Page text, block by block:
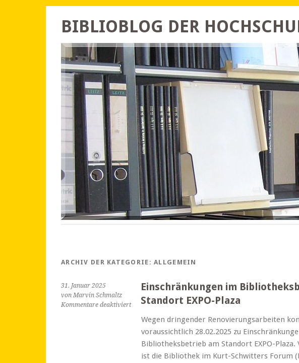
BIBLIOBLOG DER
ARCHIV DER KATEGORIE:ALLGEMEIN
31. Januar 2025
von Marvin Schmaltz
Kommentare deaktiviertfür
Bibliotheksbetrieb
Standort
Einschränkungen im
Standort EXPO-Plaza
Wegen dringender Renovierungsarbeiten
voraussichtlich 28.02.2025 zu
Bibliotheksbetrieb am Standort EXPO-Plaza.
ist die Bibliothek im Kurt-Schwitters Forum